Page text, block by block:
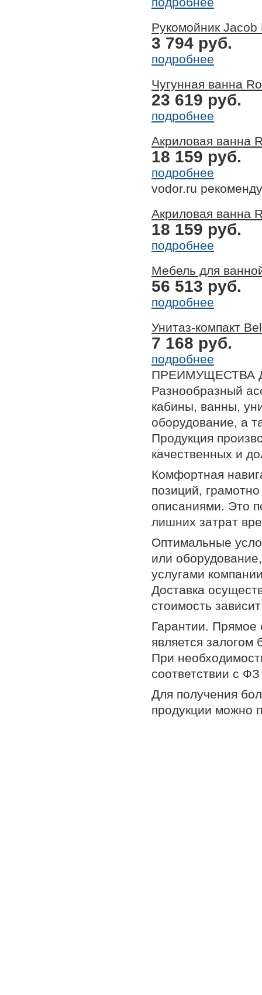
Рукомойник
3 794 руб.
подробнее
Чугунная ванна
23 619 руб.
подробнее
Акриловая ванна
18 159 руб.
подробнее
vodor.ru
Акриловая ванна
18 159 руб.
подробнее
Мебель для
56 513 руб.
подробнее
Унитаз-компакт
7 168 руб.
подробнее
ПРЕИМУЩЕСТВА
Разнообразный
кабины, ванны,
оборудование, а
Продукция
качественных и
Комфортная
позиций,
описаниями. Это
лишних затрат
Оптимальные
или
услугами
Доставка
стоимость
Гарантии. Прямое
является залогом
При
соответствии с
Для получения
продукции можно